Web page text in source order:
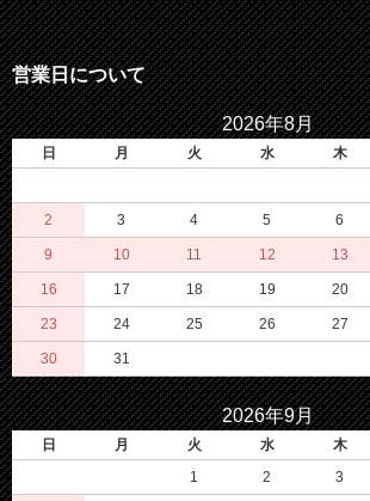
営業日について
2026年8月
日 月 火 水 木
2 3 4 5 6
9 10 11 12 13
16 17 18 19 20
23 24 25 26 27
30 31
2026年9月
日 月 火 水 木
1
2 3